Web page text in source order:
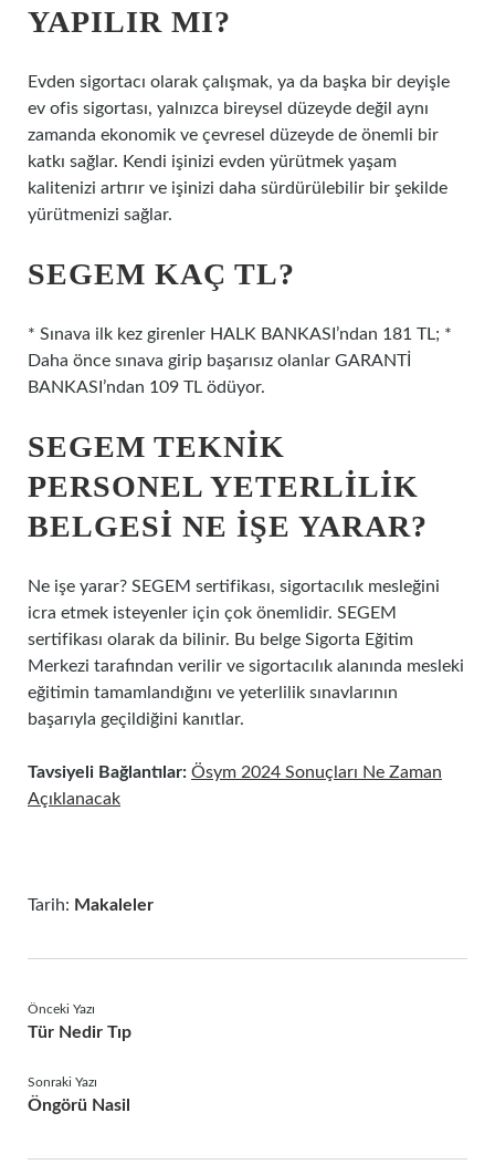
YAPILIR MI?
Evden sigortacı olarak çalışmak, ya da başka bir deyişle
ev ofis sigortası, yalnızca bireysel düzeyde değil aynı
zamanda ekonomik ve çevresel düzeyde de önemli bir
katkı sağlar. Kendi işinizi evden yürütmek yaşam
kalitenizi artırır ve işinizi daha sürdürülebilir bir şekilde
yürütmenizi sağlar.
SEGEM KAÇ TL?
* Sınava ilk kez girenler HALK BANKASI’ndan 181 TL; *
Daha önce sınava girip başarısız olanlar GARANTİ
BANKASI’ndan 109 TL ödüyor.
SEGEM TEKNIK
PERSONEL YETERLILIK
BELGESI NE IŞE YARAR?
Ne işe yarar? SEGEM sertifikası, sigortacılık mesleğini
icra etmek isteyenler için çok önemlidir. SEGEM
sertifikası olarak da bilinir. Bu belge Sigorta Eğitim
Merkezi tarafından verilir ve sigortacılık alanında mesleki
eğitimin tamamlandığını ve yeterlilik sınavlarının
başarıyla geçildiğini kanıtlar.
Tavsiyeli Bağlantılar: Ösym 2024 Sonuçları Ne Zaman
Açıklanacak
Tarih: Makaleler
Önceki Yazı
Tür Nedir Tıp
Sonraki Yazı
Öngörü Nasil